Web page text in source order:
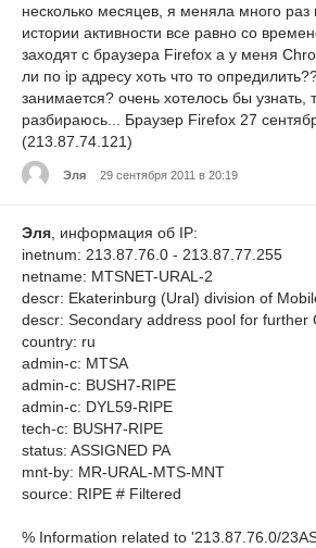
несколько месяцев, я меняла много раз
истории активности все равно со
заходят с браузера Firefox а у меня
ли по ip адресу хоть что то
занимается? очень хотелось бы узнать,
разбираюсь... Браузер Firefox 27
(213.87.74.121)
Эля 29 сентября 2011 в 20:19
Эля , информация об IP:
inetnum: 213.87.76.0 - 213.87.77.255
netname: MTSNET-URAL-2
descr: Ekaterinburg (Ural) division of
descr: Secondary address pool for further
country: ru
admin-c: MTSA
admin-c: BUSH7-RIPE
admin-c: DYL59-RIPE
tech-c: BUSH7-RIPE
status: ASSIGNED PA
mnt-by: MR-URAL-MTS-MNT
source: RIPE # Filtered
% Information related to '213.87.76.0/